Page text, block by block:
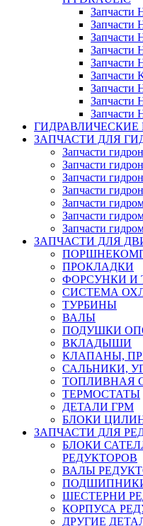
Запчасти
Запчасти
Запчасти
Запчасти
Запчасти
Запчасти
Запчасти
Запчасти
Запчасти
ЗАПЧАСТИ ДЛЯ
Запчасти
Запчасти
Запчасти
Запчасти
Запчасти
Запчасти
Запчасти
ЗАПЧАСТИ ДЛЯ
ПРОКЛАДКИ
ФОРСУНКИ И
СИСТЕМА
ТУРБИНЫ
ВАЛЫ
ПОДУШКИ
ВКЛАДЫШИ
КЛАПАНЫ,
САЛЬНИКИ,
ТОПЛИВНАЯ
ТЕРМОСТАТЫ
ДЕТАЛИ ГРМ
БЛОКИ
ЗАПЧАСТИ ДЛЯ
БЛОКИ
РЕДУКТОРОВ
ВАЛЫ
ШЕСТЕРНИ
КОРПУСА
ДРУГИЕ